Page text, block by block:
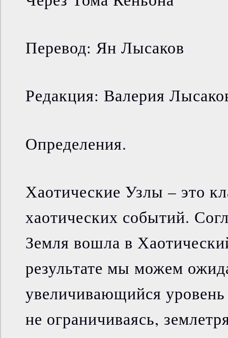
Перевод: Ян Лысаков
Редакция: Валерия
Определения.
Хаотические Узлы – это
хаотических событий.
Земля вошла в
результате мы можем
увеличивающийся
не ограничиваясь,